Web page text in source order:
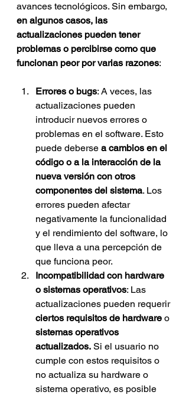
avances tecnológicos. Sin embargo,
en algunos casos, las
actualizaciones pueden tener
problemas o percibirse como que
funcionan peor por varias razones:
Errores o bugs: A veces, las
actualizaciones pueden
introducir nuevos errores o
problemas en el software. Esto
puede deberse a cambios en el
código o a la interacción de la
nueva versión con otros
componentes del sistema. Los
errores pueden afectar
negativamente la funcionalidad
y el rendimiento del software, lo
que lleva a una percepción de
que funciona peor.
Incompatibilidad con hardware
o sistemas operativos: Las
actualizaciones pueden requerir
ciertos requisitos de hardware o
sistemas operativos
actualizados. Si el usuario no
cumple con estos requisitos o
no actualiza su hardware o
sistema operativo, es posible